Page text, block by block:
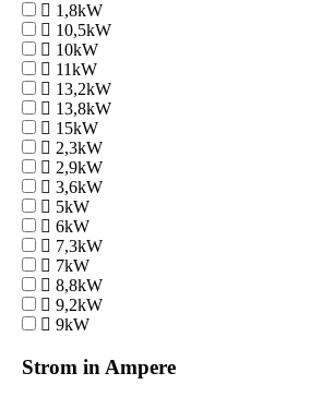
1,8kW
10,5kW
10kW
11kW
13,2kW
13,8kW
15kW
2,3kW
2,9kW
3,6kW
5kW
6kW
7,3kW
7kW
8,8kW
9,2kW
9kW
Strom in Ampere